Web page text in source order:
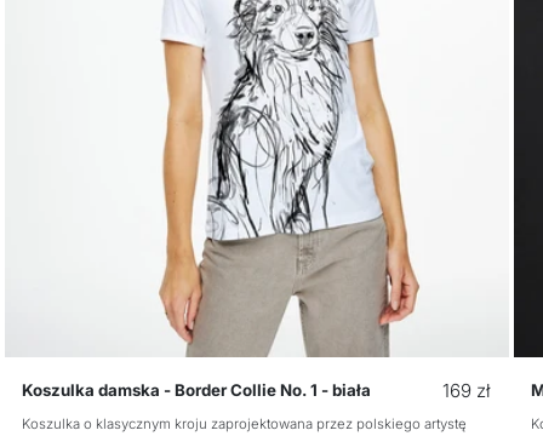
Koszulka damska - Border Collie No. 1 - biała
Cena
regularna
169 zł
Koszulka o klasycznym kroju zaprojektowana przez polskiego artystę